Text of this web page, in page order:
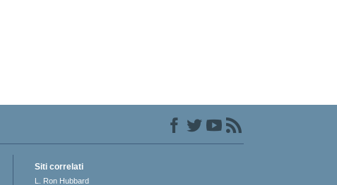
Siti correlati
L. Ron Hubbard